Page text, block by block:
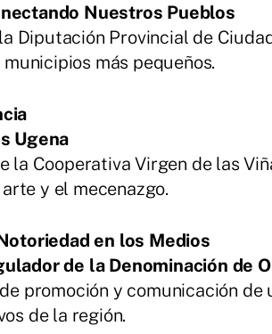
Nuestros Pueblos
Diputación Provincial de
más pequeños.
Ugena
la Cooperativa Virgen de las
y el mecenazgo.
en los Medios
de la Denominación de
promoción y comunicación
de la región.